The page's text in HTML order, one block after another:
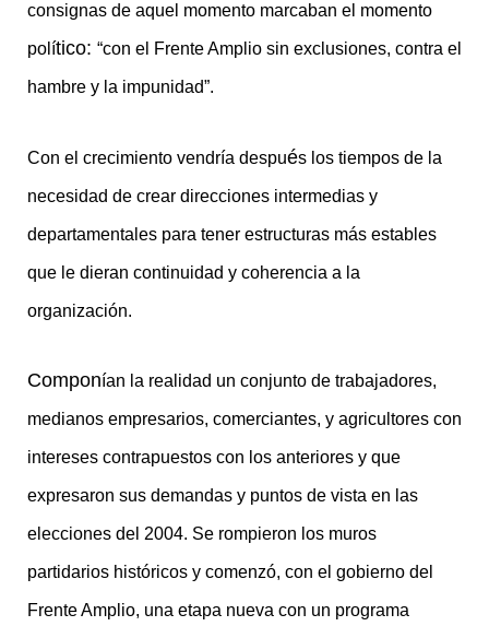
consignas de aquel momento marcaban el momento
político: “con el Frente Amplio sin exclusiones, contra el
hambre y la impunidad”.
Con el crecimiento vendría después los tiempos de la
necesidad de crear direcciones intermedias y
departamentales para tener estructuras más estables
que le dieran continuidad y coherencia a la
organización.
Componían la realidad un conjunto de trabajadores,
medianos empresarios, comerciantes, y agricultores con
intereses contrapuestos con los anteriores y que
expresaron sus demandas y puntos de vista en las
elecciones del 2004. Se rompieron los muros
partidarios históricos y comenzó, con el gobierno del
Frente Amplio, una etapa nueva con un programa